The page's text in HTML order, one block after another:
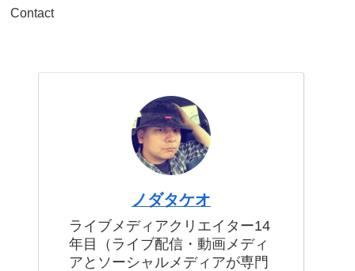
Contact
ノダタケオ
ライブメディアクリエイター14
年目（ライブ配信・動画メディ
アとソーシャルメディアが専門